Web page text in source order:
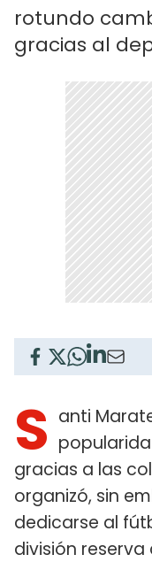
rotundo
gracias al
S anti
gracias a las
organizó, sin
dedicarse al
división reserva